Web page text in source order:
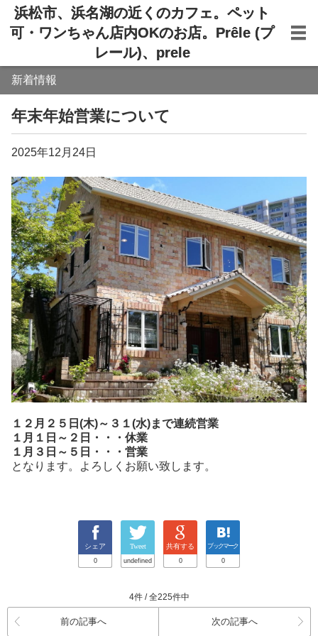
浜松市、浜名湖の近くのカフェ。ペット
可・ワンちゃん店内OKのお店。Prêle (プ
レール)、prele
新着情報
年末年始営業について
2025年12月24日
１２月２５日(木)～３１(水)まで連続営業
１月１日～２日・・・休業
１月３日～５日・・・営業
となります。よろしくお願い致します。
シェア
0
Tweet
undefined
共有する
0
ブックマーク
0
4件 / 全225件中
前の記事へ 次の記事へ